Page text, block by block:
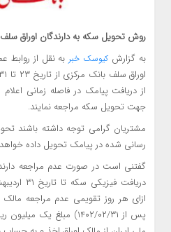
روش تحویل سکه به دارندگان اوراق
به گزارش کیوسک خبربه نقل از روابط
از دریافت پیامک در فاصله زمانی
جهت تحویل سکه مراجعه نمایند.
مشتریان گرامی توجه داشته باشند
رسانی شده در پیامک تحویل داده
گفتنی است در صورت عدم مراجعه
دریافت
پس از ۳۱‏/۰۲‏/۱۴۰۲) مبلغ